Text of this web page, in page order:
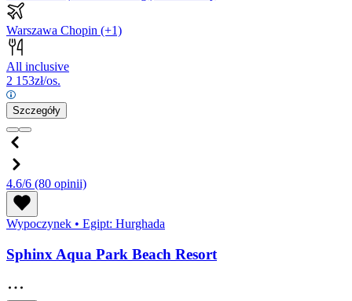
Warszawa Chopin (+1)
All inclusive
2 153zł/os.
Szczegóły
4.6/6 (80 opinii)
Wypoczynek • Egipt: Hurghada
Sphinx Aqua Park Beach Resort